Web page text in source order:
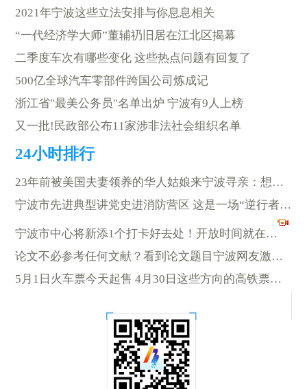
2021年宁波这些立法安排与你息息相关
“一代经济学大师”董辅礽旧居在江北区揭幕
二季度车次有哪些变化 这些热点问题有回复了
500亿全球汽车零部件跨国公司炼成记
浙江省"最美公务员"名单出炉 宁波有9人上榜
又一批!民政部公布11家涉非法社会组织名单
23年前被美国夫妻领养的华人姑娘来宁波寻亲：想问父母一个问题…
宁波市先进典型讲党史进消防营区 这是一场“逆行者”之间的对话
宁波市中心将新添1个打卡好去处！开放时间就在…
论文不必参考任何文献？看到论文题目宁波网友激动了
5月1日火车票今天起售 4月30日这些方向的高铁票已抢光